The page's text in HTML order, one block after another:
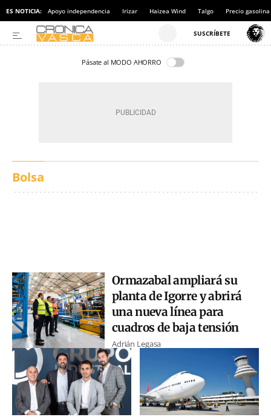
ES NOTICIA: Apoyo independencia Irizar Haizea Wind Talgo Precio gasolina
Pásate al MODO AHORRO
Bolsa
Ormazabal ampliará su
planta de Igorre y abrirá
una nueva línea para
cuadros de baja tensión
Adrián Legasa